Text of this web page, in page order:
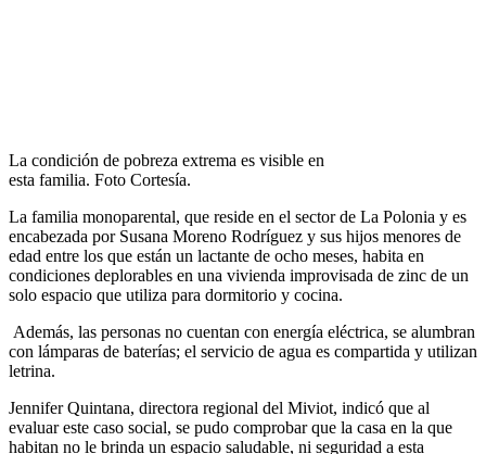
La condición de pobreza extrema es visible en
esta familia. Foto Cortesía.
La familia monoparental, que reside en el sector de La Polonia y es
encabezada por Susana Moreno Rodríguez y sus hijos menores de
edad entre los que están un lactante de ocho meses, habita en
condiciones deplorables en una vivienda improvisada de zinc de un
solo espacio que utiliza para dormitorio y cocina.
Además, las personas no cuentan con energía eléctrica, se alumbran
con lámparas de baterías; el servicio de agua es compartida y utilizan
letrina.
Jennifer Quintana, directora regional del Miviot, indicó que al
evaluar este caso social, se pudo comprobar que la casa en la que
habitan no le brinda un espacio saludable, ni seguridad a esta